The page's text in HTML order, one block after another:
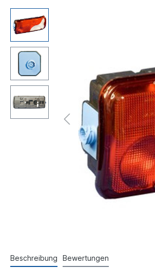
Beschreibung Bewertungen